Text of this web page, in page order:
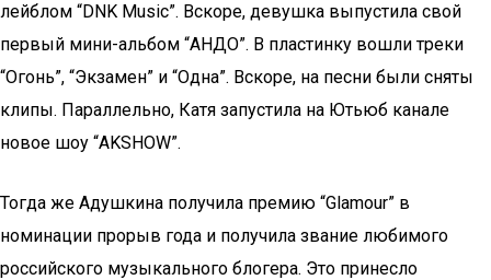
лейблом “DNK Music”. Вскоре, девушка выпустила свой
первый мини-альбом “АНДО”. В пластинку вошли треки
“Огонь”, “Экзамен” и “Одна”. Вскоре, на песни были сняты
клипы. Параллельно, Катя запустила на Ютьюб канале
новое шоу “AKSHOW”.
Тогда же Адушкина получила премию “Glamour” в
номинации прорыв года и получила звание любимого
российского музыкального блогера. Это принесло